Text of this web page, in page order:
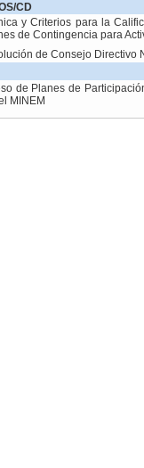
CD
y Criterios para la
de Contingencia para
de Consejo Directivo
de Planes de
MINEM